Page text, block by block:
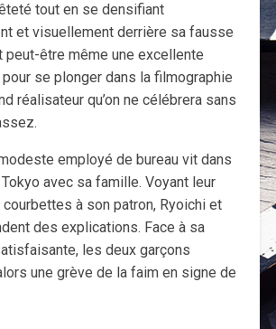
tout en se densifiant
et visuellement derrière sa fausse
peut-être même une excellente
pour se plonger dans la filmographie
réalisateur qu’on ne célébrera sans
employé de bureau vit dans
avec sa famille. Voyant leur
à son patron, Ryoichi et
des explications. Face à sa
les deux garçons
une grève de la faim en signe de